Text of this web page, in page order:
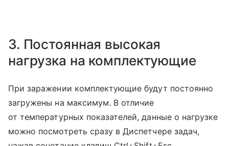
3. Постоянная высокая
нагрузка на комплектующие
При заражении комплектующие будут постоянно
загружены на максимум. В отличие
от температурных показателей, данные о нагрузке
можно посмотреть сразу в Диспетчере задач,